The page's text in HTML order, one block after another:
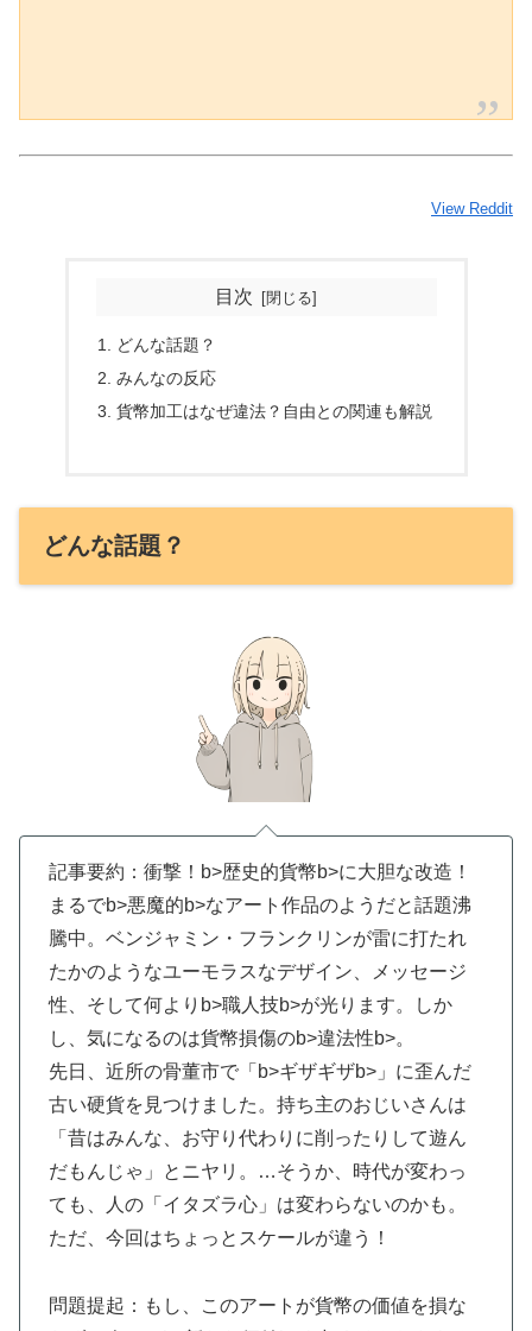
View Reddit
目次
どんな話題？
みんなの反応
貨幣加工はなぜ違法？自由との関連も解説
どんな話題？
記事要約：衝撃！b>歴史的貨幣b>に大胆な改造！
まるでb>悪魔的b>なアート作品のようだと話題沸
騰中。ベンジャミン・フランクリンが雷に打たれ
たかのようなユーモラスなデザイン、メッセージ
性、そして何よりb>職人技b>が光ります。しか
し、気になるのは貨幣損傷のb>違法性b>。
先日、近所の骨董市で「b>ギザギザb>」に歪んだ
古い硬貨を見つけました。持ち主のおじいさんは
「昔はみんな、お守り代わりに削ったりして遊ん
だもんじゃ」とニヤリ。…そうか、時代が変わっ
ても、人の「イタズラ心」は変わらないのかも。
ただ、今回はちょっとスケールが違う！
問題提起：もし、このアートが貨幣の価値を損な